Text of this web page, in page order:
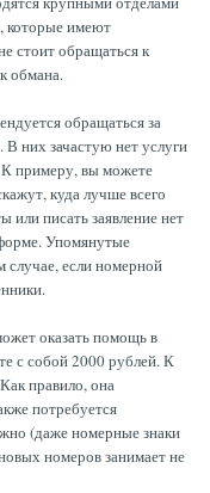
которые имеют
стоит обращаться к
обмана.
обращаться за
них зачастую нет услуги
примеру, вы можете
куда лучше всего
или писать заявление нет
Упомянутые
случае, если номерной
оказать помощь в
с собой 2000 рублей. К
правило, она
потребуется
(даже номерные знаки
номеров занимает не